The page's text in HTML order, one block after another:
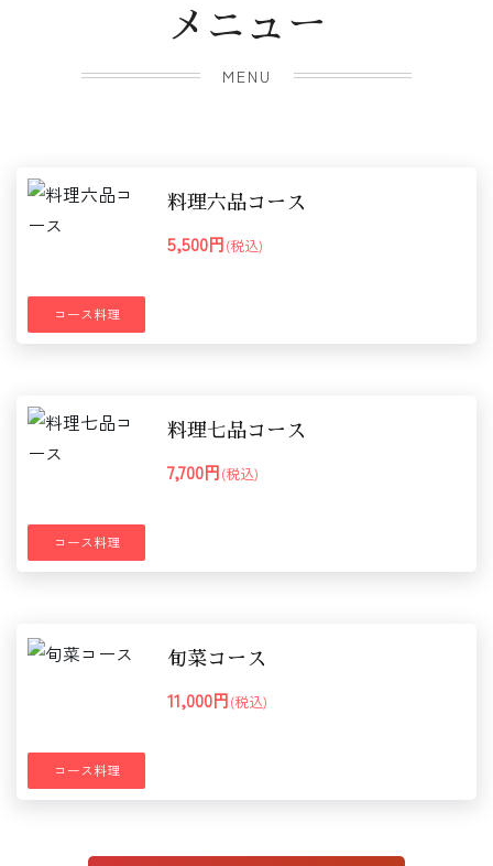
メニュー
MENU
コース料理
料理六品コース
5,500円(税込)
コース料理
料理七品コース
7,700円(税込)
コース料理
旬菜コース
11,000円(税込)